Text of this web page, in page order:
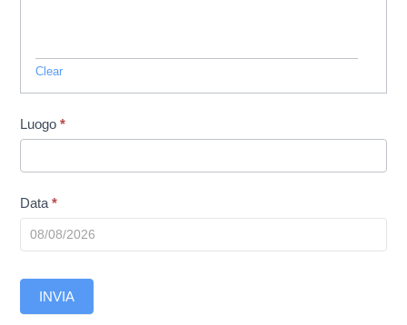
Clear
Luogo*
Data*
INVIA